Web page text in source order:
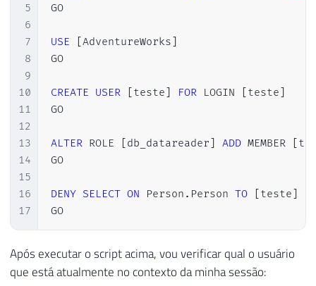
5
6
7
8
9
10
11
12
13
14
15
16
17
GO
USE [AdventureWorks]
GO
CREATE USER [teste] FOR LOGIN [teste]
GO
ALTER ROLE [db_datareader] ADD MEMBER [
GO
DENY SELECT ON Person . Person TO [teste]
GO
Após executar o script acima, vou verificar qual o usuário
que está atualmente no contexto da minha sessão: